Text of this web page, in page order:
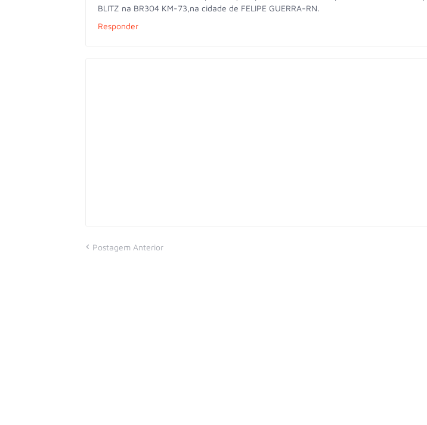
BLITZ na BR304 KM-73,na cidade de FELIPE GUERRA-RN.
Responder
Postagem Anterior